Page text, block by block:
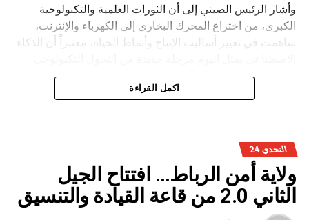
وأشار الرئيس الصيني إلى أن الثورات العلمية والتكنولوجية
الكبرى، من اختراع المحرك البخاري إلى الكهرباء والإنترنت،
ساهمت في تغيير أساليب الإنتاج وأنماط الحياة، معتبراً أن الذكاء
تحمل فرصاً كبيرة، لكنها تفرض في الوقت نفسه تحديات مرتبطة
وأوضح شي جينبينغ أن تطوير الذكاء الاصطناعي ينبغي أن يقوم
على أربعة مبادئ أساسية، تتمثل في الانفتاح والتعاون لتحقيق
التنمية المدفوعة بالابتكار، وتعزيز السلامة والرقابة لضمان
استخدام التكنولوجيا بشكل مسؤول، واحترام تنوع الحضارات
والثقافات، إضافة إلى تعزيز التضامن الدولي لبناء منظومة
عالمية للحوكمة.
اكمل القراءة
التحدي 24
ولاية أمن الرباط… افتتاح الجيل
الثاني 2.0 من قاعة القيادة والتنسيق